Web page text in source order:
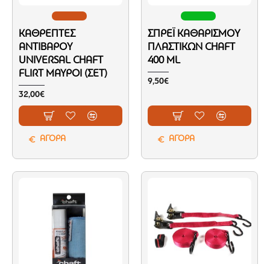
ΚΑΘΡΈΠΤΕΣ
ΑΝΤΊΒΑΡΟΥ
UNIVERSAL CHAFT
FLIRT ΜΑΎΡΟΙ (ΣΕΤ)
32,00€
ΑΓΟΡΑ
ΣΠΡΈΙ ΚΑΘΑΡΙΣΜΟΎ
ΠΛΑΣΤΙΚΏΝ CHAFT
400 ML
9,50€
ΑΓΟΡΑ